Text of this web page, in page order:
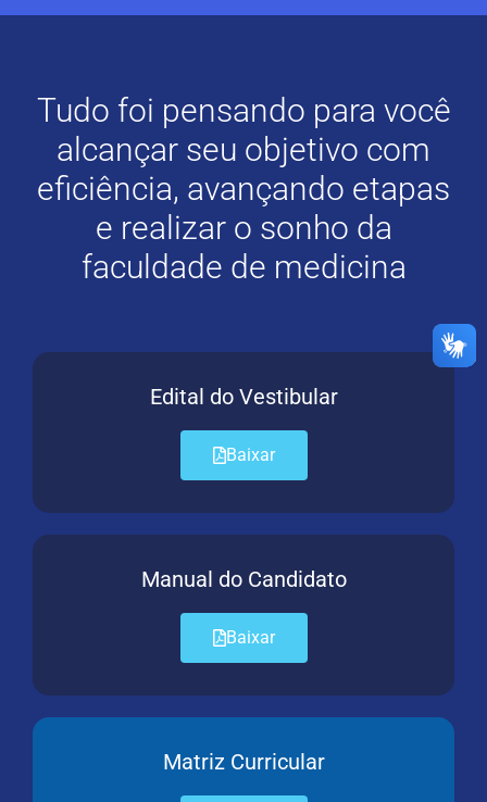
Tudo foi pensando para você
alcançar seu objetivo com
eficiência, avançando etapas
e realizar o sonho da
faculdade de medicina
Edital do Vestibular
Baixar
Manual do Candidato
Baixar
Matriz Curricular